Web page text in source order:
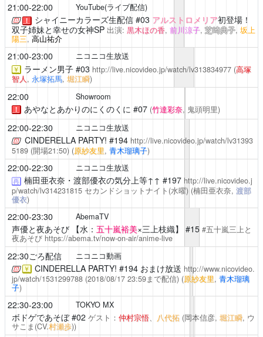
21:00-22:00 YouTube(ライブ配信)
！ シャイニーカラーズ生配信#03 アルストロメリア初登場！
双子姉妹と幸せの女神SP 出演: 黒木ほの香, 前川涼子,芝崎典子, 坂上
陽三, 高山祐介
21:00-23:00 ニコニコ生放送
￥ ラーメン男子#03 http://live.nicovideo.jp/watch/lv313834977 (高塚
智人, 永塚拓馬, 堀江瞬)
22:00 Showroom
！ あやなとあかりのにくのくに #07 (竹達彩奈, 鬼頭明里)
22:00-22:30 ニコニコ生放送
CINDERELLA PARTY! #194 http://live.nicovideo.jp/watch/lv31393
5189(開場21:50) (原紗友里, 青木瑠璃子)
22:00-22:30 ニコニコ生放送
再 楠田亜衣奈・渡部優衣の気分上等↑↑ #197 http://live.nicovideo.j
p/watch/lv314231815セカンドショットナイト(水曜) (楠田亜衣奈, 渡部
優衣)
22:00-23:30 AbemaTV
声優と夜あそび【水： 五十嵐裕美×三上枝織】 #15 #五十嵐三上と
夜あそび https://abema.tv/now-on-air/anime-live
22:30ごろ配信 ニコニコ動画
￥ CINDERELLA PARTY! #194 おまけ放送 http://www.nicovideo.
jp/watch/1531299788(2018/08/17 23:59まで配信) (原紗友里, 青木瑠璃
子)
22:30-23:00 TOKYO MX
ボドゲであそぼ#02 ゲスト： 仲村宗悟、 八代拓 (岡本信彦, 堀江瞬, ウ
サこま(CV.村瀬歩))